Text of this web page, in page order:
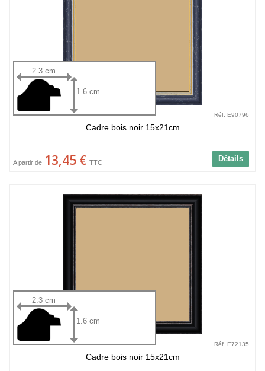
2.3 cm
1.6 cm
Réf. E90796
Cadre bois noir 15x21cm
Détails
A partir de 13,45 € TTC
2.3 cm
1.6 cm
Réf. E72135
Cadre bois noir 15x21cm